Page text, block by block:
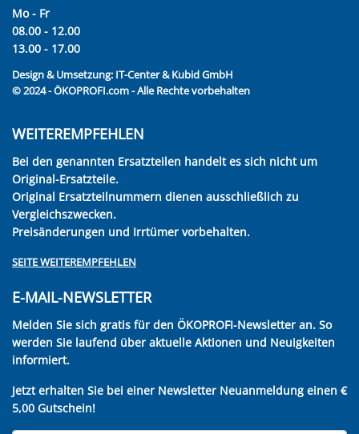
Mo - Fr
08.00 - 12.00
13.00 - 17.00
Design & Umsetzung: IT-Center & Kubid GmbH
© 2024 - ÖKOPROFI.com - Alle Rechte vorbehalten
WEITEREMPFEHLEN
Bei den genannten Ersatzteilen handelt es sich nicht um
Original-Ersatzteile.
Original Ersatzteilnummern dienen ausschließlich zu
Vergleichszwecken.
Preisänderungen und Irrtümer vorbehalten.
SEITE WEITEREMPFEHLEN
E-MAIL-NEWSLETTER
Melden Sie sich gratis für den ÖKOPROFI-Newsletter an. So
werden Sie laufend über aktuelle Aktionen und Neuigkeiten
informiert.
Jetzt erhalten Sie bei einer Newsletter Neuanmeldung einen €
5,00 Gutschein!